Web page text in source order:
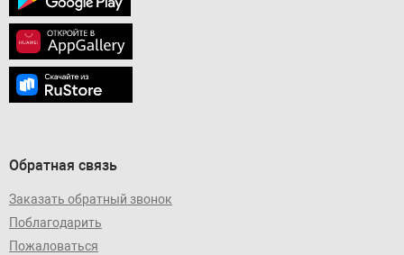
Обратная связь
Заказать обратный звонок
Поблагодарить
Пожаловаться